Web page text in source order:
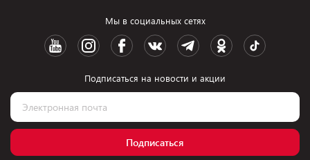
Мы в социальных сетях
Подписаться на новости и акции
Подписаться